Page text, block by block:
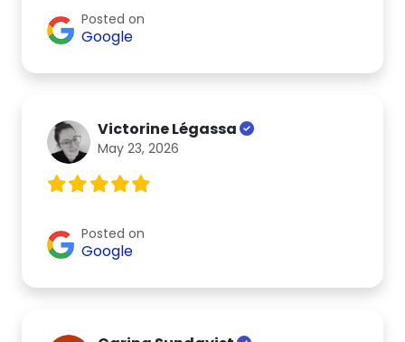
Posted on
Google
Victorine Légassa
May 23, 2026
Posted on
Google